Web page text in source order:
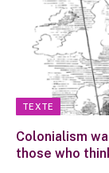
TEXTE
Colonialism
those who